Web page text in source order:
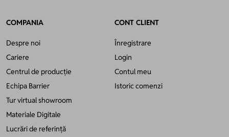
COMPANIA
Despre noi
Cariere
Centrul de producție
Echipa Barrier
Tur virtual showroom
Materiale Digitale
Lucrări de referință
CONT CLIENT
Înregistrare
Login
Contul meu
Istoric comenzi